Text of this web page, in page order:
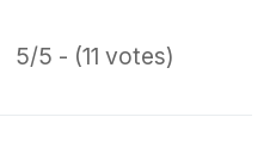
5/5 - (11 votes)